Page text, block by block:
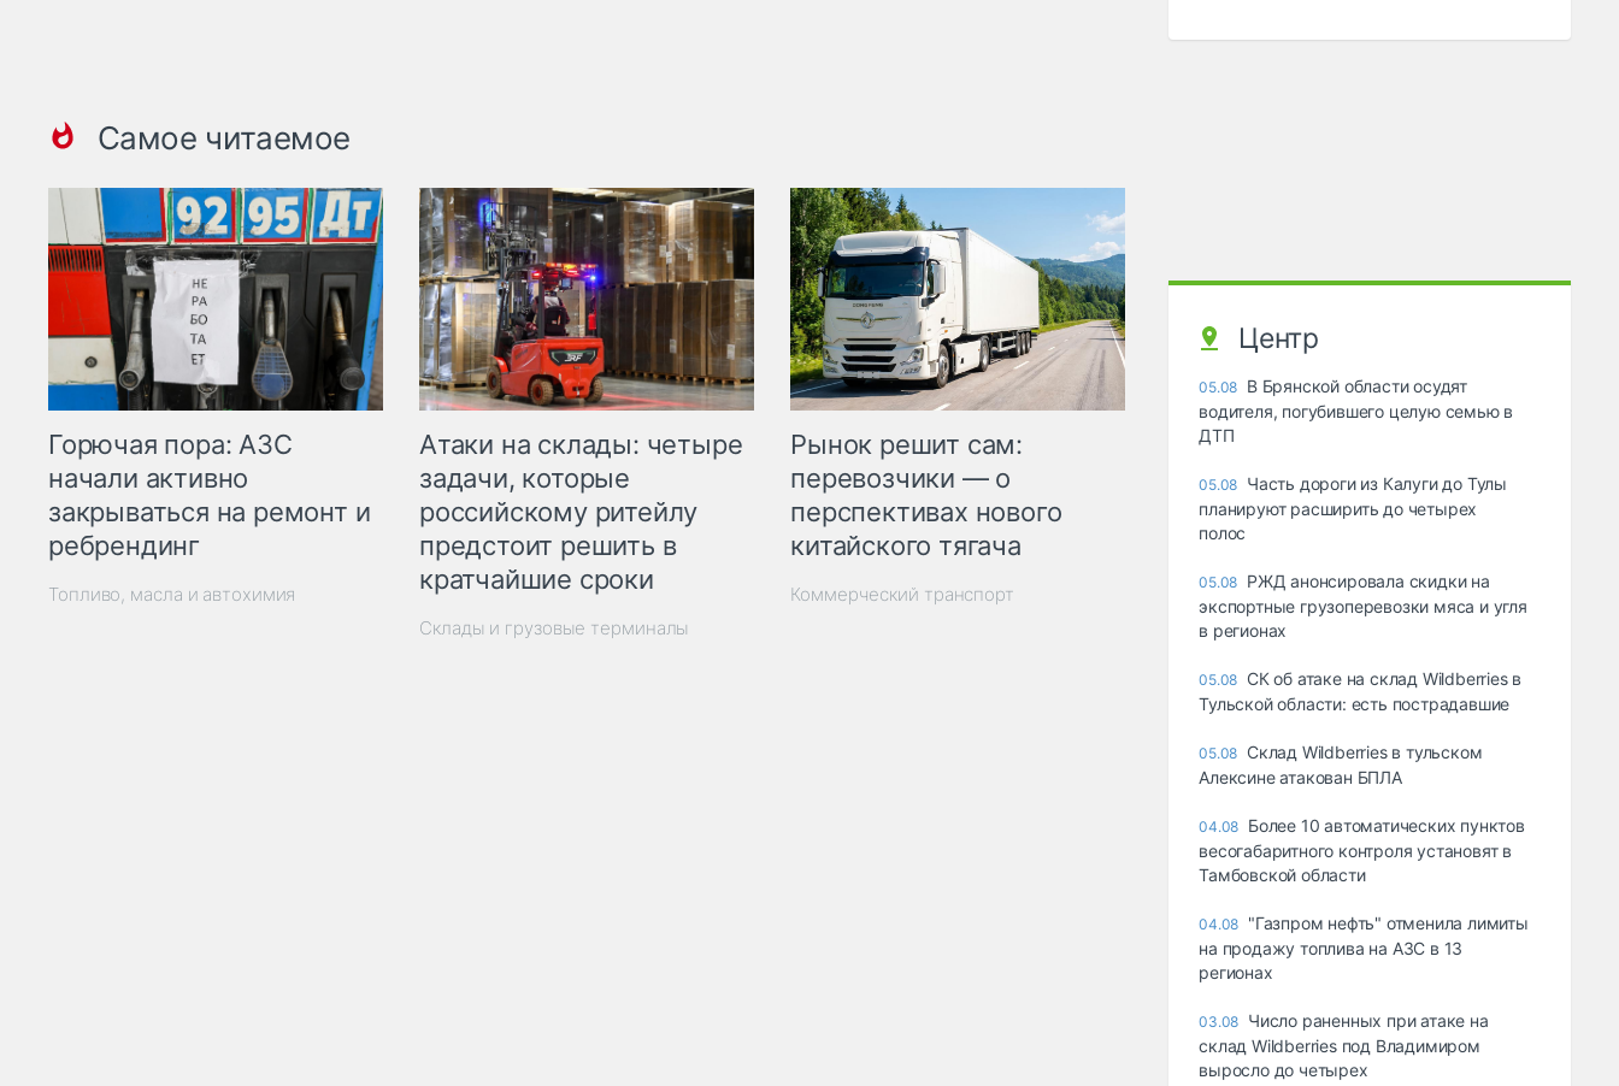
Самое читаемое
Горючая пора: АЗС
начали активно
закрываться на ремонт и
ребрендинг
Топливо, масла и автохимия
Атаки на склады: четыре
задачи, которые
российскому ритейлу
предстоит решить в
кратчайшие сроки
Склады и грузовые терминалы
Рынок решит сам:
перевозчики — о
перспективах нового
китайского тягача
Коммерческий транспорт
Центр
05.08 В Брянской области осудят
водителя, погубившего целую семью в
ДТП
05.08 Часть дороги из Калуги до Тулы
планируют расширить до четырех
полос
05.08 РЖД анонсировала скидки на
экспортные грузоперевозки мяса и угля
в регионах
05.08 СК об атаке на склад Wildberries в
Тульской области: есть пострадавшие
05.08 Склад Wildberries в тульском
Алексине атакован БПЛА
04.08 Более 10 автоматических пунктов
весогабаритного контроля установят в
Тамбовской области
04.08 "Газпром нефть" отменила лимиты
на продажу топлива на АЗС в 13
регионах
03.08 Число раненных при атаке на
склад Wildberries под Владимиром
выросло до четырех